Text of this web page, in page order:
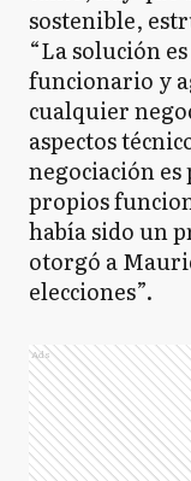
sostenible,
“La solución
funcionario y
cualquier
aspectos
negociación
propios
había sido un
otorgó a
elecciones”.
Ads